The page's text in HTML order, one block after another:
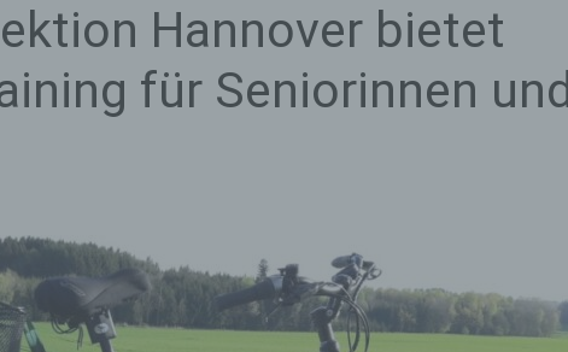
Hannover bietet
für Seniorinnen und